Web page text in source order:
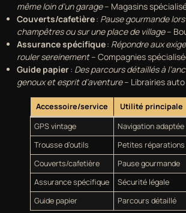
même loin d’un garage– Magasins
Couverts/cafetière: Pause gourmande
champêtres ou sur une place de village–
Assurance spécifique: Répondre aux
rouler sereinement– Compagnies
Guide papier: Des parcours détaillés à
genoux et esprit d’aventure– Librairies auto
Accessoire/service Utilité principale
GPS vintage
Navigation adaptée
Trousse d’outils
Petites réparations
Couverts/cafetière
Pause gourmande
Assurance spécifique
Sécurité légale
Guide papier
Parcours détaillé